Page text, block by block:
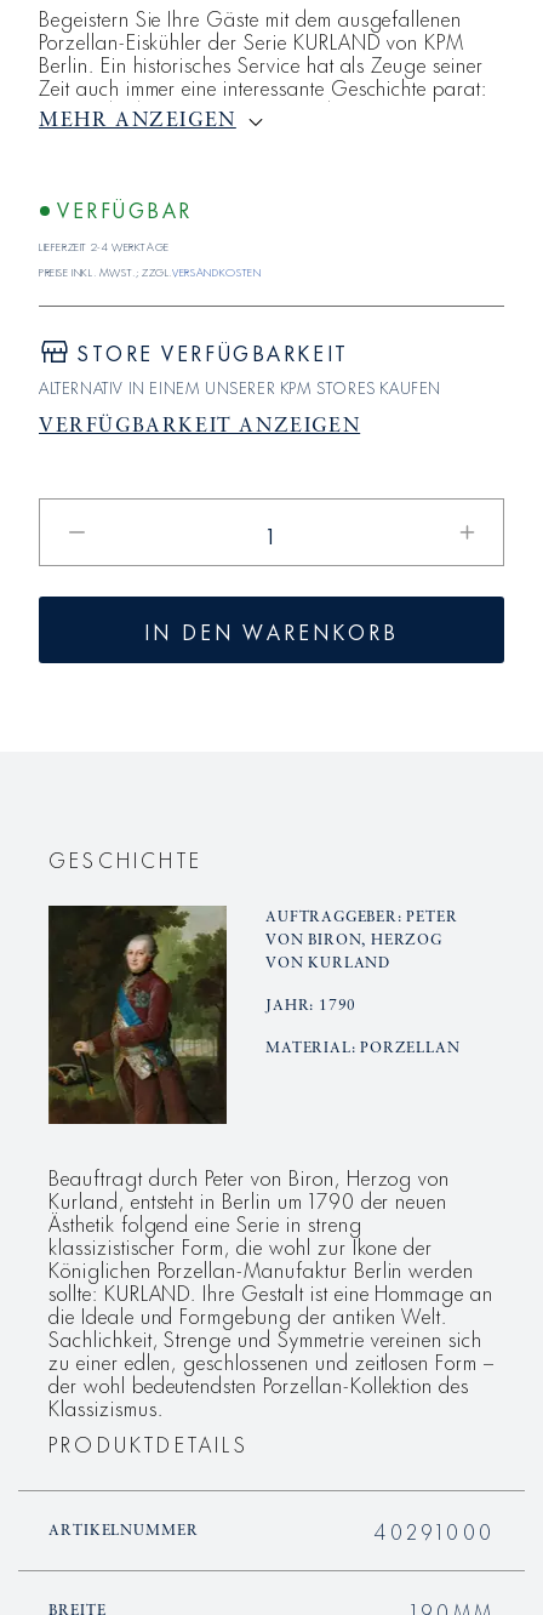
Begeistern Sie Ihre Gäste mit dem ausgefallenen
Porzellan-Eiskühler der Serie KURLAND von KPM
Berlin. Ein historisches Service hat als Zeuge seiner
Zeit auch immer eine interessante Geschichte parat:
So wurde der Eiskühler zur Zeit des Klassizismus für
das Kühlen von Kaviar verwendet. Ebenso war es
Dekor „Herzog von Kurland“. Bestellen Sie bequem
von Zuhause im KPM Berlin Online-Shop. Das
Service KURL
MEHR ANZEIGEN
VERFÜGBAR
Lieferzeit 2-4 Werktage
Preise inkl. MwSt.; zzgl. Versandkosten
STORE VERFÜGBARKEIT
ALTERNATIV IN EINEM UNSERER KPM STORES KAUFEN
VERFÜGBARKEIT ANZEIGEN
KURLAND
Erhöhe
die
IN DEN WARENKORB
GESCHICHTE
AUFTRAGGEBER: PETER
VON BIRON, HERZOG
VON KURLAND
JAHR: 1790
MATERIAL: PORZELLAN
Beauftragt durch Peter von Biron, Herzog von
Kurland, entsteht in Berlin um 1790 der neuen
Ästhetik folgend eine Serie in streng
klassizistischer Form, die wohl zur Ikone der
Königlichen Porzellan-Manufaktur Berlin werden
sollte: KURLAND. Ihre Gestalt ist eine Hommage an
die Ideale und Formgebung der antiken Welt.
Sachlichkeit, Strenge und Symmetrie vereinen sich
zu einer edlen, geschlossenen und zeitlosen Form –
der wohl bedeutendsten Porzellan-Kollektion des
Klassizismus.
PRODUKTDETAILS
ARTIKELNUMMER 40291000
BREITE